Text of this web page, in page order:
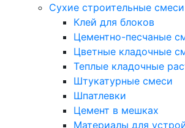
Сухие строительные смеси
Клей для блоков
Цементно-песчаные
Цветные кладочные
Теплые кладочные
Штукатурные смеси
Шпатлевки
Цемент в мешках
Материалы для